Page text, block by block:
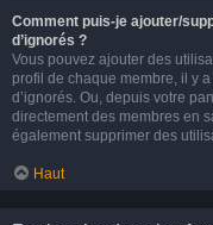
Comment puis-je ajouter/
d’ignorés ?
Vous pouvez ajouter des
profil de chaque membre, il y
d’ignorés. Ou, depuis votre
directement des membres en
également supprimer des
Haut